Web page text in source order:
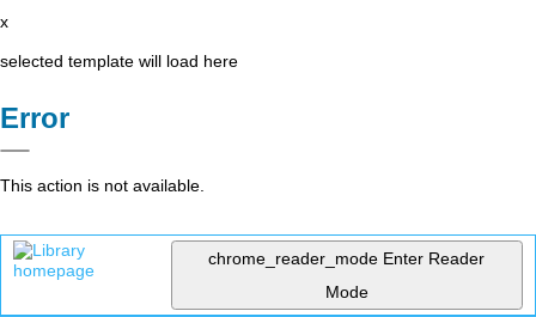
x
selected template will load here
Error
This action is not available.
chrome_reader_mode Enter Reader
Mode